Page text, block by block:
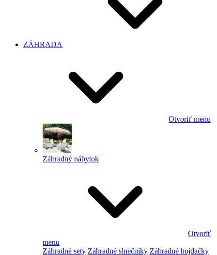
ZÁHRADA
Otvoriť menu
Záhradný nábytok
Otvoriť
menu
Záhradné sety Záhradné slnečníky Záhradné hojdačky